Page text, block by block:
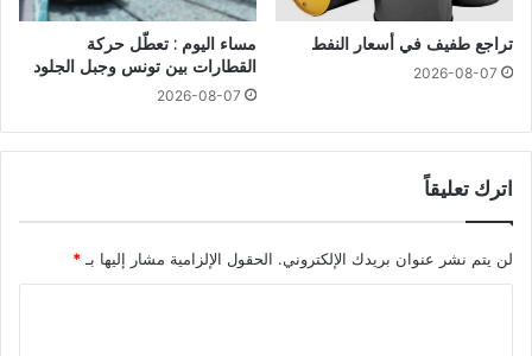
تراجع طفيف في أسعار النفط
2026-08-07
مساء اليوم : تعطّل حركة
القطارات بين تونس وجبل الجلود
2026-08-07
اترك تعليقاً
لن يتم نشر عنوان بريدك الإلكتروني. الحقول الإلزامية مشار إليها بـ *